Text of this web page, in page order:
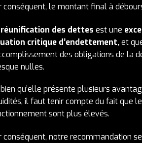
conséquent, le montant final à
réunification des dettes est une
critique d’endettement,et
des obligations de la
nulles.
qu’elle présente plusieurs
il faut tenir compte du fait que
sont plus élevés.
conséquent, notre recommandation